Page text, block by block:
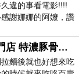
違的事看電影!!!!
謝娜娜的阿嬤，讚
新店 百壽爺日式拉麵專門店 特濃豚骨拉麵、京都醬油拉麵、秘製地獄辛拉麵
麵後就也好想來吃